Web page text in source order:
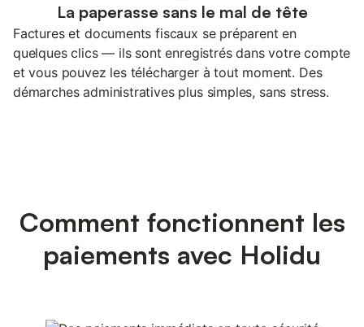
La paperasse sans le mal de tête
Factures et documents fiscaux se préparent en
quelques clics — ils sont enregistrés dans votre compte
et vous pouvez les télécharger à tout moment. Des
démarches administratives plus simples, sans stress.
Comment fonctionnent les
paiements avec Holidu